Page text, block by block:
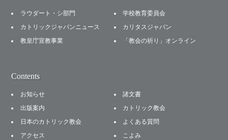
ラウダート・シ部門
学校教育委員会
カトリックジャパンニュース
カリタスジャパン
教皇庁宣教事業
「教会の祈り」オンライン
Contents
お知らせ
諸文書
出版案内
カトリック教会
日本のカトリック教会
よくある質問
アクセス
こよみ